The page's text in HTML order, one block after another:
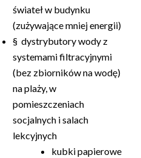
świateł w budynku
(zużywające mniej energii)
§ dystrybutory wody z
systemami filtracyjnymi
(bez zbiorników na wodę)
na plaży, w
pomieszczeniach
socjalnych i salach
lekcyjnych
kubki papierowe